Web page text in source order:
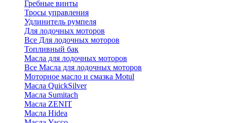
Гребные винты
Тросы управления
Удлинитель румпеля
Для лодочных моторов
Все Для лодочных моторов
Топливный бак
Масла для лодочных моторов
Все Масла для лодочных моторов
Моторное масло и смазка Motul
Масла QuickSilver
Масла Sumitach
Масла ZENIT
Масла Hidea